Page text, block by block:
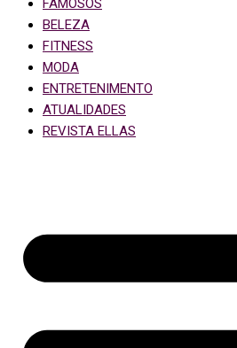
FAMOSOS
BELEZA
FITNESS
MODA
ENTRETENIMENTO
ATUALIDADES
REVISTA ELLAS